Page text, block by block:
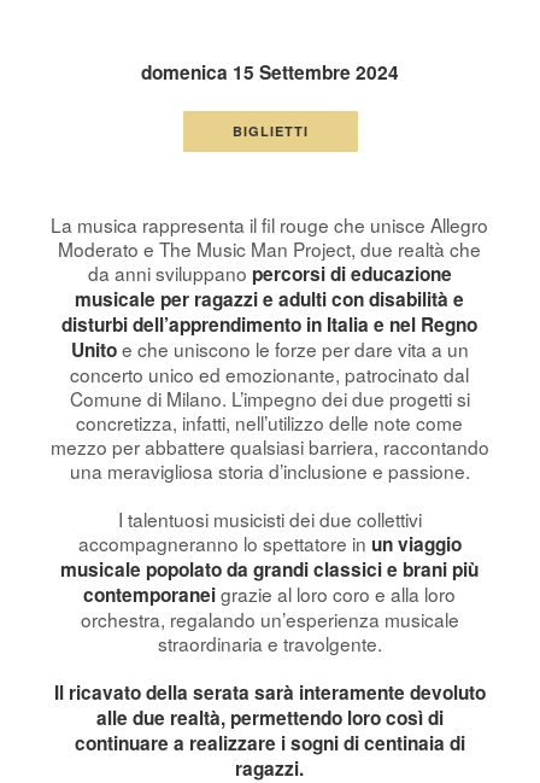
domenica 15 Settembre 2024
BIGLIETTI
La musica rappresenta il fil rouge che unisce Allegro
Moderato e The Music Man Project, due realtà che
da anni sviluppano percorsi di educazione
musicale per ragazzi e adulti con disabilità e
disturbi dell’apprendimento in Italia e nel Regno
Unitoe che uniscono le forze per dare vita a un
concerto unico ed emozionante, patrocinato dal
Comune di Milano. L’impegno dei due progetti si
concretizza, infatti, nell’utilizzo delle note come
mezzo per abbattere qualsiasi barriera, raccontando
una meravigliosa storia d’inclusione e passione.
I talentuosi musicisti dei due collettivi
accompagneranno lo spettatore in un viaggio
musicale popolato da grandi classici e brani più
contemporaneigrazie al loro coro e alla loro
orchestra, regalando un’esperienza musicale
straordinaria e travolgente.
Il ricavato della serata sarà interamente devoluto
alle due realtà, permettendo loro così di
continuare a realizzare i sogni di centinaia di
ragazzi.